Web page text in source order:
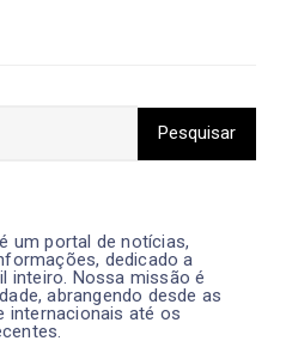
um portal de notícias,
dedicado a
inteiro. Nossa missão é
abrangendo desde as
internacionais até os